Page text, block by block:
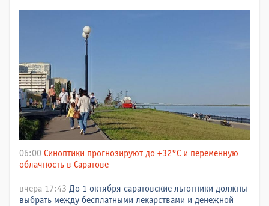
06:00 Синоптики прогнозируют до +32°C и переменную
облачность в Саратове
вчера 17:43 До 1 октября саратовские льготники должны
выбрать между бесплатными лекарствами и денежной